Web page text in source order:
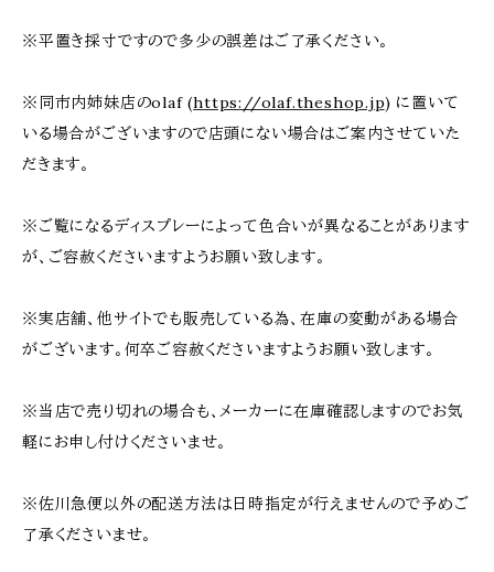
※平置き採寸ですので多少の誤差はご了承ください。
※同市内姉妹店のolaf (https://olaf.theshop.jp) に置いて
いる場合がございますので店頭にない場合はご案内させていた
だきます。
※ご覧になるディスプレーによって色合いが異なることがあります
が、ご容赦くださいますようお願い致します。
※実店舗、他サイトでも販売している為、在庫の変動がある場合
がございます。何卒ご容赦くださいますようお願い致します。
※当店で売り切れの場合も、メーカーに在庫確認しますのでお気
軽にお申し付けくださいませ。
※佐川急便以外の配送方法は日時指定が行えませんので予めご
了承くださいませ。